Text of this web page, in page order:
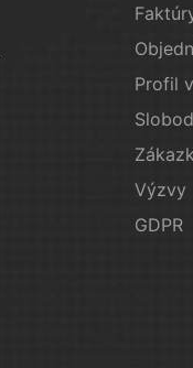
Profil
Výzvy
GDPR